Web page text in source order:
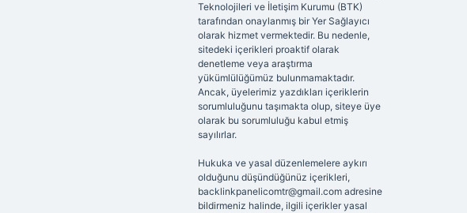
Teknolojileri ve İletişim Kurumu (BTK)
tarafından onaylanmış bir Yer Sağlayıcı
olarak hizmet vermektedir. Bu nedenle,
sitedeki içerikleri proaktif olarak
denetleme veya araştırma
yükümlülüğümüz bulunmamaktadır.
Ancak, üyelerimiz yazdıkları içeriklerin
sorumluluğunu taşımakta olup, siteye üye
olarak bu sorumluluğu kabul etmiş
sayılırlar.
Hukuka ve yasal düzenlemelere aykırı
olduğunu düşündüğünüz içerikleri,
backlinkpanelicomtr@gmail.comadresine
bildirmeniz halinde, ilgili içerikler yasal